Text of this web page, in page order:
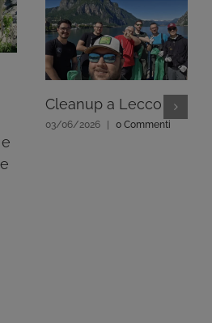
Cleanup a Lecco
03/06/2026 | 0 Commenti